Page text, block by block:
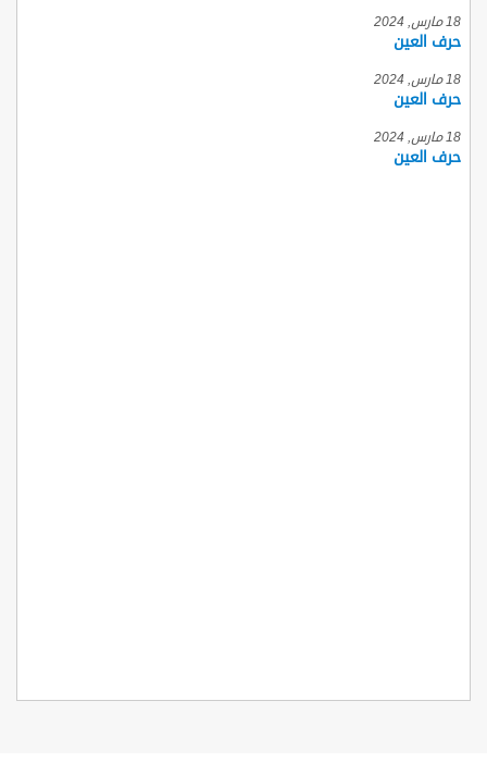
18 مارس, 2024
حرف العين
18 مارس, 2024
حرف العين
18 مارس, 2024
حرف العين